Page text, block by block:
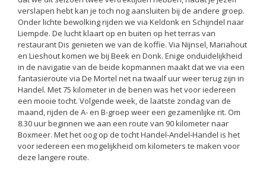
verslapen hebt kan je toch nog aansluiten bij de andere groep.
Onder lichte bewolking rijden we via Keldonk en Schijndel naar
Liempde. De lucht klaart op en buiten op het terras van
restaurant Dis genieten we van de koffie. Via Nijnsel, Mariahout
en Lieshout komen we bij Beek en Donk. Enige onduidelijkheid
in de navigatie van de beide kopmannen maakt dat we via een
fantasieroute via De Mortel net na twaalf uur weer terug zijn in
Handel. Met 75 kilometer in de benen was het voor iedereen
een mooie tocht. Volgende week, de laatste zondag van de
maand, rijden de A- en B-groep weer een gezamenlijke rit. Om
8.30 uur beginnen we aan een route van 90 kilometer naar
Boxmeer. Met het oog op de tocht Handel-Andel-Handel is het
voor iedereen een mogelijkheid om kilometers te maken voor
deze langere route.